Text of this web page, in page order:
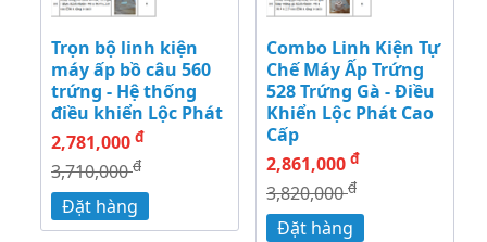
Trọn bộ linh kiện
máy ấp bồ câu 560
trứng - Hệ thống
điều khiển Lộc Phát
2,781,000 đ
3,710,000đ
Đặt hàng
Combo Linh Kiện Tự
Chế Máy Ấp Trứng
528 Trứng Gà - Điều
Khiển Lộc Phát Cao
Cấp
2,861,000 đ
3,820,000đ
Đặt hàng